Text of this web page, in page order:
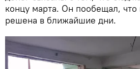
концу марта. Он пообещал, что
решена в ближайшие дни.